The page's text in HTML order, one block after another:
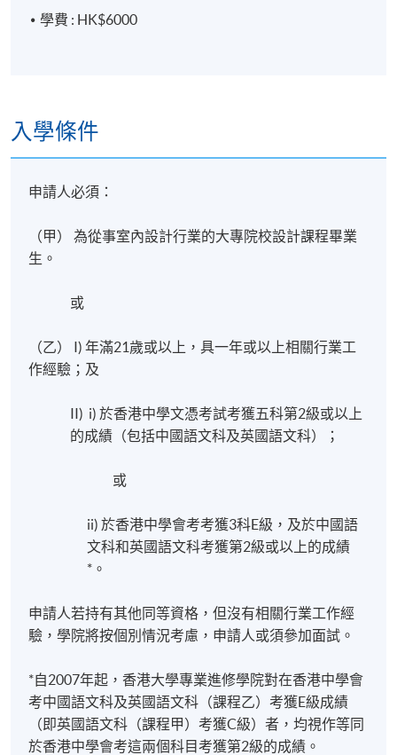
港島東分校
學費 : HK$6000
入學條件
申請人必須：
（甲） 為從事室內設計行業的大專院校設計課程畢業
生。
或
（乙） I) 年滿21歲或以上，具一年或以上相關行業工
作經驗；及
II) i) 於香港中學文憑考試考獲五科第2級或以上
的成績（包括中國語文科及英國語文科）；
或
ii) 於香港中學會考考獲3科E級，及於中國語
文科和英國語文科考獲第2級或以上的成績
*。
申請人若持有其他同等資格，但沒有相關行業工作經
驗，學院將按個別情況考慮，申請人或須參加面試。
*自2007年起，香港大學專業進修學院對在香港中學會
考中國語文科及英國語文科（課程乙）考獲E級成績
（即英國語文科（課程甲）考獲C級）者，均視作等同
於香港中學會考這兩個科目考獲第2級的成績。